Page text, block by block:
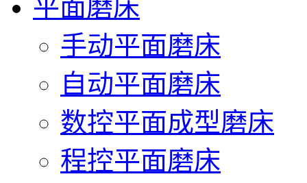
平面磨床
手动平面磨床
自动平面磨床
数控平面成型磨床
程控平面磨床